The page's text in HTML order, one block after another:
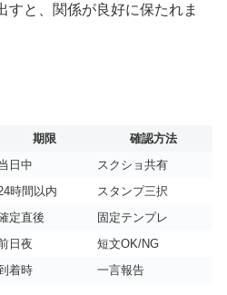
すと、関係が良好に保たれま
期限
確認方法
日中
スクショ共有
時間以内
スタンプ三択
定直後
固定テンプレ
日夜
短文OK/NG
着時 一言報告